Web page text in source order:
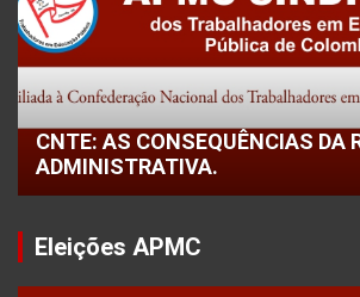
CNTE: AS CONSEQUÊNCIAS DA
ADMINISTRATIVA.
Eleições APMC